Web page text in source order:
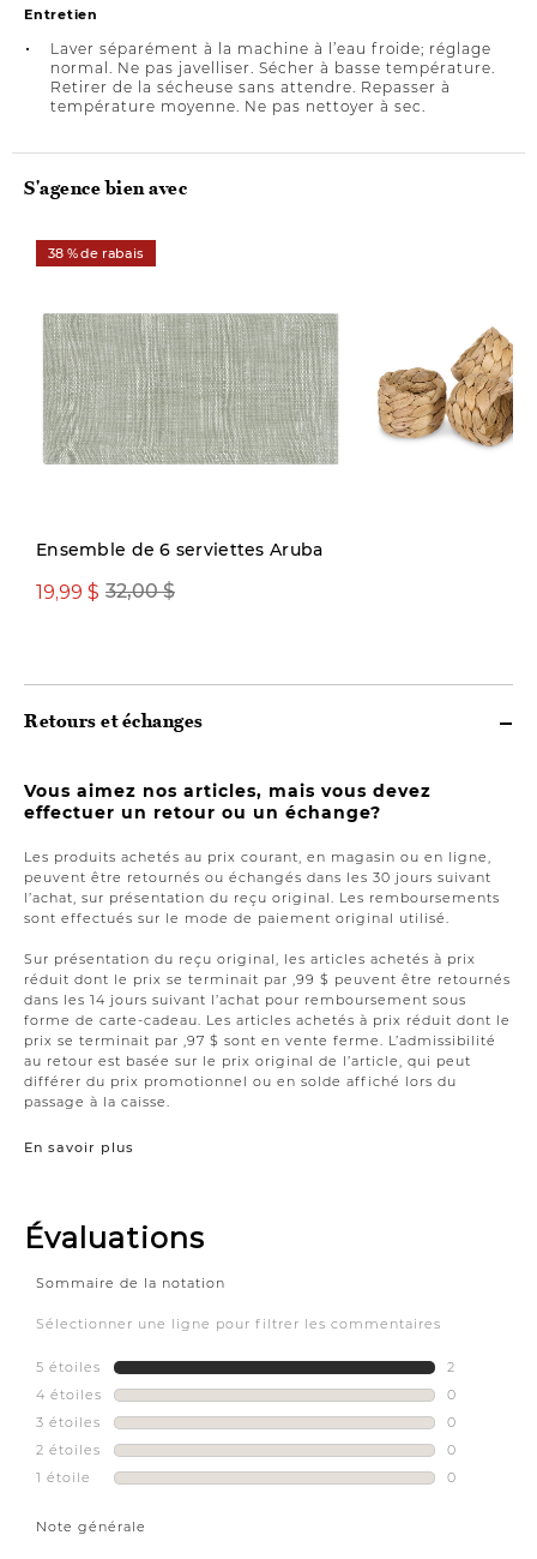
Entretien
Laver séparément à la machine à l’eau froide; réglage
normal. Ne pas javelliser. Sécher à basse température.
Retirer de la sécheuse sans attendre. Repasser à
température moyenne. Ne pas nettoyer à sec.
S'agence bien avec
38 % de rabais
Ensemble de 6 serviettes Aruba
32,00 $
19,99 $
Retours et échanges
Vous aimez nos articles, mais vous devez
effectuer un retour ou un échange?
Les produits achetés au prix courant, en magasin ou en ligne,
peuvent être retournés ou échangés dans les 30 jours suivant
l’achat, sur présentation du reçu original. Les remboursements
sont effectués sur le mode de paiement original utilisé.
Sur présentation du reçu original, les articles achetés à prix
réduit dont le prix se terminait par ,99 $ peuvent être retournés
dans les 14 jours suivant l’achat pour remboursement sous
forme de carte-cadeau. Les articles achetés à prix réduit dont le
prix se terminait par ,97 $ sont en vente ferme. L’admissibilité
au retour est basée sur le prix original de l’article, qui peut
différer du prix promotionnel ou en solde affiché lors du
passage à la caisse.
En savoir plus